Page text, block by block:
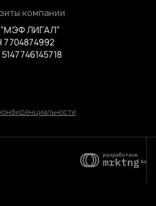
компании
ЛИГАЛ”
7704874992